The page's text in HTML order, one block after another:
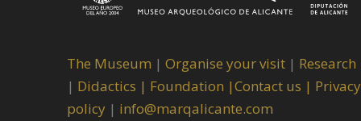
The Museum | Organise your visit | Research
| Didactics | Foundation |Contact us | Privacy
policy | info@marqalicante.com